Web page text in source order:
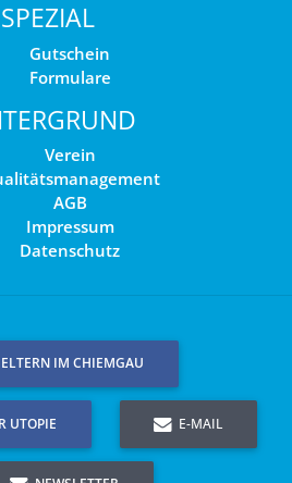
SPEZIAL
Gutschein
Formulare
Verein
AGB
Impressum
Datenschutz
ELTERN IM CHIEMGAU
UTOPIE E-MAIL